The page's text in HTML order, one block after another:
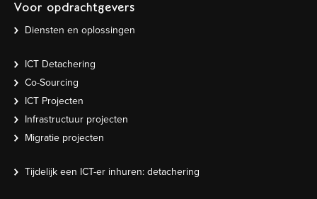
Voor opdrachtgevers
Diensten en oplossingen
ICT Detachering
Co-Sourcing
ICT Projecten
Infrastructuur projecten
Migratie projecten
Tijdelijk een ICT-er inhuren: detachering